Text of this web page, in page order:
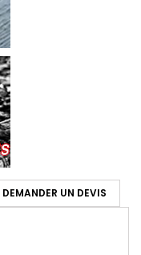
DEMANDER UN DEVIS